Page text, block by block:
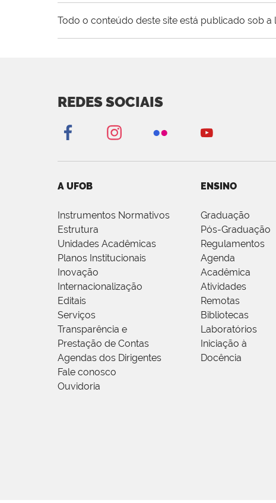
Todo o conteúdo deste site está publicado sob a
REDES SOCIAIS
A UFOB
Instrumentos Normativos
Estrutura
Unidades Acadêmicas
Planos Institucionais
Inovação
Internacionalização
Editais
Serviços
Transparência e
Prestação de Contas
Agendas dos Dirigentes
Fale conosco
Ouvidoria
ENSINO
Graduação
Pós-Graduação
Regulamentos
Agenda
Acadêmica
Atividades
Remotas
Bibliotecas
Laboratórios
Iniciação à
Docência